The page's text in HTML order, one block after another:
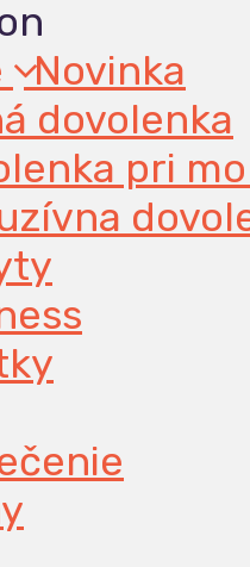
Novinka
dovolenka
pri